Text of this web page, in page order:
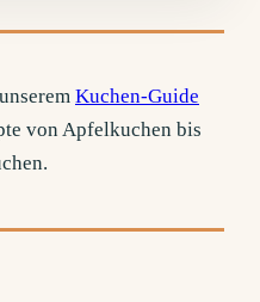
Kuchen-Guide
von Apfelkuchen bis